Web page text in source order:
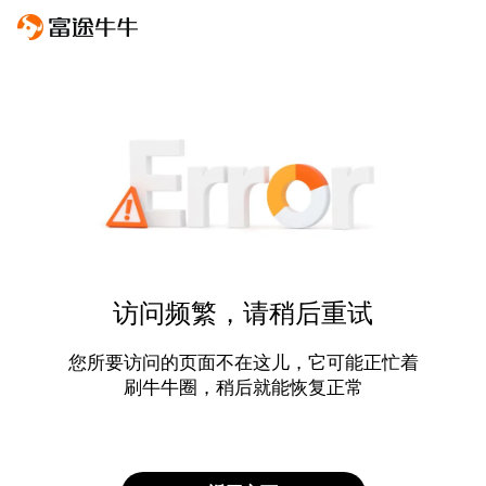
访问频繁，请稍后重试
您所要访问的页面不在这儿，它可能正忙着
刷牛牛圈，稍后就能恢复正常